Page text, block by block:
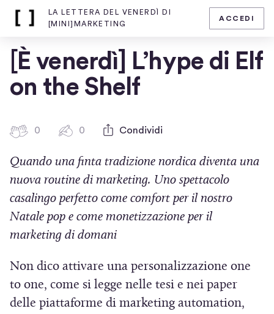
Home
di
del
[mini]marketing
LA LETTERA DEL VENERDÌ DI
[MINI]MARKETING
ACCEDI
[È venerdì] L’hype di Elf
on the Shelf
0
a
t
t
c
i
q
u
0 0
0
o
m
e
n
t
i
Condividi
Quando una finta tradizione nordica diventa una
nuova routine di marketing. Uno spettacolo
casalingo perfetto come comfort per il nostro
Natale pop e come monetizzazione per il
marketing di domani
Non dico attivare una personalizzazione one
to one, come si legge nelle tesi e nei paper
delle piattaforme di marketing automation,